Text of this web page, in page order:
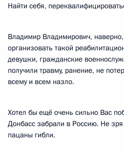
Найти себя,
Владимир Владимирович,
организовать такой
девушки, гражданские
получили травму, ранение, не
всему и всем назло.
Хотел бы ещё очень сильно Вас
Донбасс забрали в Россию. Не
пацаны гибли.